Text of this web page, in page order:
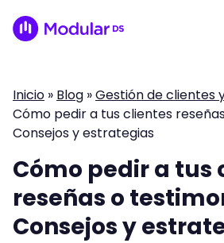
Inicio » Blog »Gestión de clientes
Cómo pedir a tus clientes
Consejos y estrategias
Cómo pedir a tus
reseñas o
Consejos y